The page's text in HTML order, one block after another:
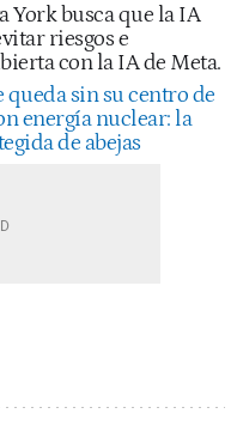
York busca que la IA
riesgos e
con la IA de Meta.
queda sin su centro de
energía nuclear: la
de abejas